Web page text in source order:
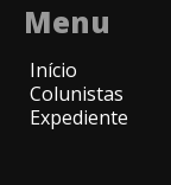
Menu
Início
Colunistas
Expediente